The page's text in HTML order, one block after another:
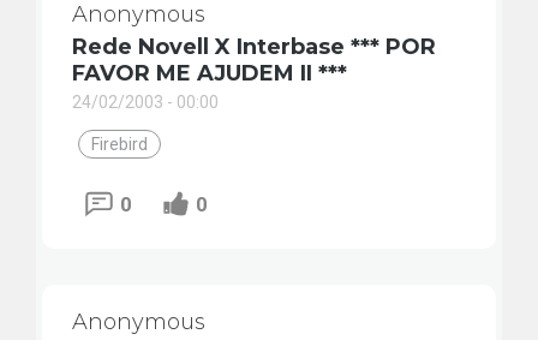
Anonymous
Rede Novell X Interbase *** POR
FAVOR ME AJUDEM II ***
24/02/2003 - 00:00
Firebird
0 0
Anonymous